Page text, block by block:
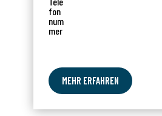
MEHR ERFAHREN